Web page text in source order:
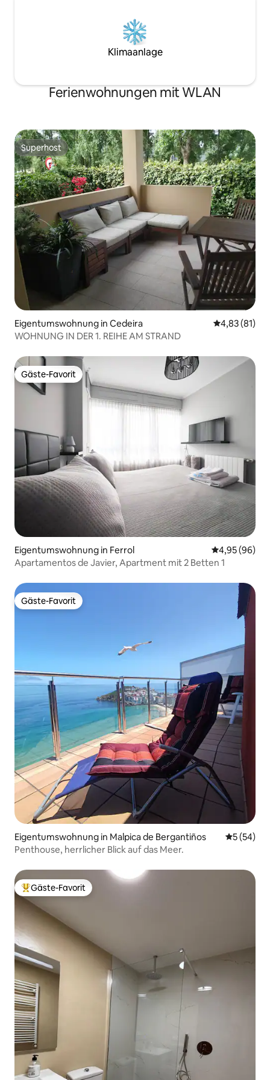
Klimaanlage
Ferienwohnungen mit WLAN
Superhost
Superhost
Eigentumswohnung in Cedeira
4,83 (81)
WOHNUNG IN DER 1. REIHE AM STRAND
Gäste-Favorit
Gäste-Favorit
Eigentumswohnung in Ferrol
4,95 (96)
Apartamentos de Javier, Apartment mit 2 Betten 1
Gäste-Favorit
Gäste-Favorit
Eigentumswohnung in Malpica de Bergantiños
5 (54)
Penthouse, herrlicher Blick auf das Meer.
Beliebter Gäste-Favorit.
Gäste-Favorit